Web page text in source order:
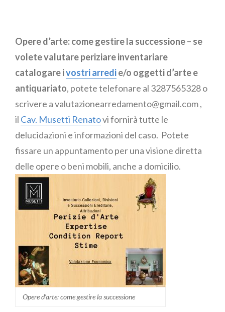
Opere d’arte: come gestire la successione – se
volete valutare periziare inventariare
catalogare ivostri arredie/o oggetti d’arte e
antiquariato, potete telefonare al 3287565328 o
scrivere a valutazionearredamento@gmail.com ,
il Cav. Musetti Renatovi fornirà tutte le
delucidazioni e informazioni del caso. Potete
fissare un appuntamento per una visione diretta
delle opere o beni mobili, anche a domicilio.
Opere d’arte: come gestire la successione